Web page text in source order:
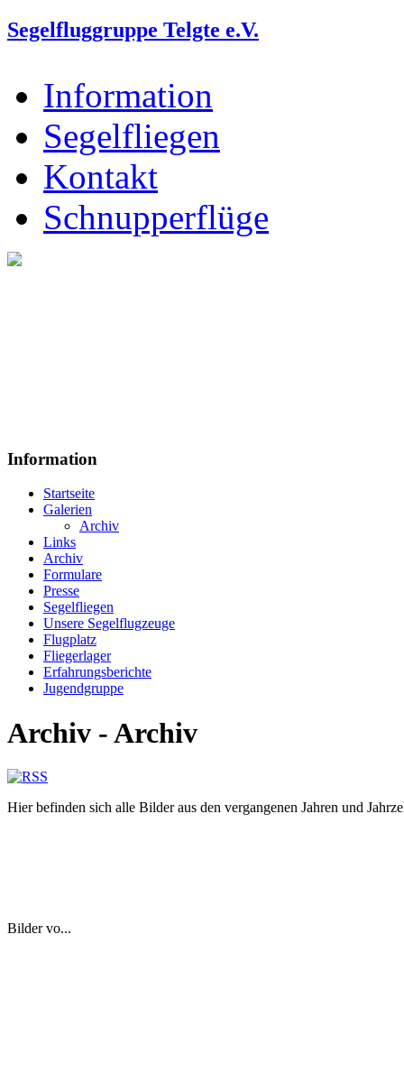
Segelfluggruppe Telgte e.V.
Information
Segelfliegen
Kontakt
Schnupperflüge
Information
Startseite
Galerien
Archiv
Links
Archiv
Formulare
Presse
Segelfliegen
Unsere Segelflugzeuge
Flugplatz
Fliegerlager
Erfahrungsberichte
Jugendgruppe
Archiv - Archiv
Hier befinden sich alle Bilder aus den vergangenen Jahren und
Bilder vo...